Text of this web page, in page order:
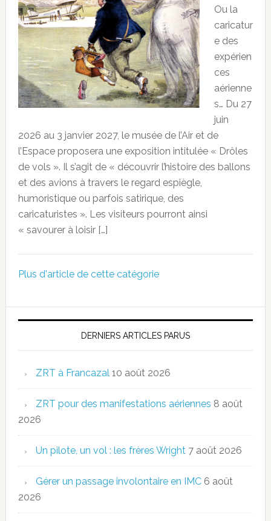
Ou la
caricatur
e des
expérien
ces
aérienne
s… Du 27
juin
2026 au 3 janvier 2027, le musée de l’Air et de
l’Espace proposera une exposition intitulée « Drôles
de vols ». Il s’agit de « découvrir l’histoire des ballons
et des avions à travers le regard espiègle,
humoristique ou parfois satirique, des
caricaturistes ». Les visiteurs pourront ainsi
« savourer à loisir […]
Plus d'article de cette catégorie
DERNIERS ARTICLES PARUS
ZRT à Francazal 10 août 2026
ZRT pour des manifestations aériennes 8 août
2026
Un pilote, un vol : les frères Wright 7 août 2026
Gérer un passage involontaire en IMC 6 août
2026